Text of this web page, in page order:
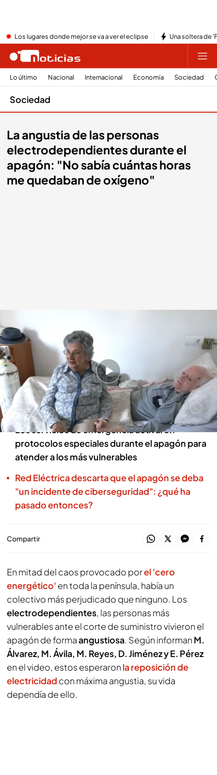
Los lugares donde mejor se va a ver el eclipse Una soltera de
Lo último Nacional Internacional Economía Sociedad
Sociedad
La angustia de las personas
electrodependientes durante el
apagón: "No sabía cuántas horas
me quedaban de oxígeno"
Redacción digital Noticias Cuatro
29 ABR 2025 - 17:44h.
Los pacientes conectados a equipos como
respiradores eléctricos vivieron el apagón de
forma angustiosa
Los servicios de emergencia activaron
protocolos especiales durante el apagón para
atender a los más vulnerables
Red Eléctrica descarta que el apagón se deba
"un incidente de ciberseguridad": ¿qué ha
pasado entonces?
Compartir
En mitad del caos provocado porel 'cero
energético' en toda la península, había un
colectivo más perjudicado que ninguno. Los
electrodependientes, las personas más
vulnerables ante el corte de suministro vivieron el
apagón de formaangustiosa. Según informan M.
Álvarez, M. Ávila, M. Reyes, D. Jiménez y E. Pérez
en el video, estos esperaron la reposición de
electricidad con máxima angustia, su vida
dependía de ello.